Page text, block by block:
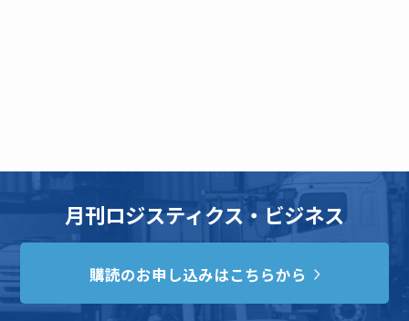
月刊ロジスティクス・ビジネス
購読のお申し込みはこちらから